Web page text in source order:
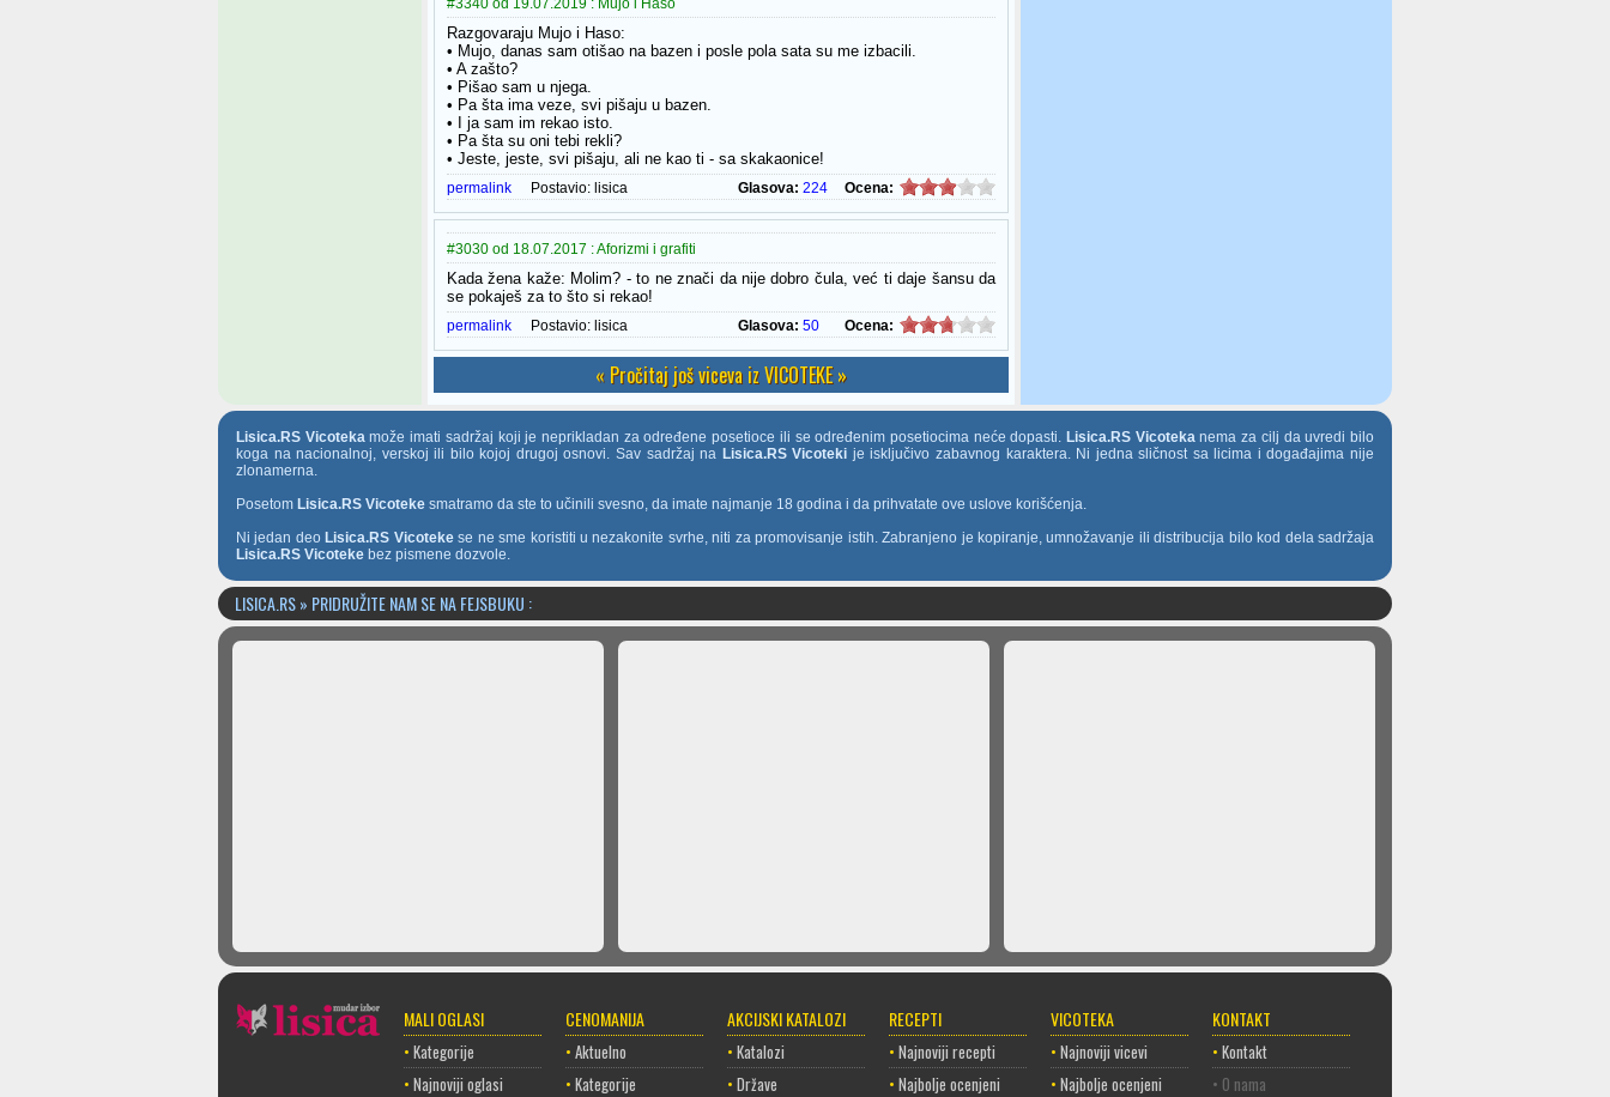
#3340 od 19.07.2019 : Mujo i Haso
Razgovaraju Mujo i Haso:
• Mujo, danas sam otišao na bazen i posle pola sata su me izbacili.
• A zašto?
• Pišao sam u njega.
• Pa šta ima veze, svi pišaju u bazen.
• I ja sam im rekao isto.
• Pa šta su oni tebi rekli?
• Jeste, jeste, svi pišaju, ali ne kao ti - sa skakaonice!
permalink Postavio: lisica Glasova: 224 Ocena:
#3030 od 18.07.2017 : Aforizmi i grafiti
Kada žena kaže: Molim? - to ne znači da nije dobro čula, već ti daje šansu da
se pokaješ za to što si rekao!
permalink Postavio: lisica Glasova: 50 Ocena:
« Pročitaj još viceva iz VICOTEKE »
Lisica.RS Vicotekamože imati sadržaj koji je neprikladan za određene posetioce ili se određenim posetiocima neće dopasti. Lisica.RS Vicotekanema za cilj da uvredi bilo
koga na nacionalnoj, verskoj ili bilo kojoj drugoj osnovi. Sav sadržaj na Lisica.RS Vicoteki je isključivo zabavnog karaktera. Ni jedna sličnost sa licima i događajima nije
zlonamerna.
Posetom Lisica.RS Vicoteke smatramo da ste to učinili svesno, da imate najmanje 18 godina i da prihvatate ove uslove korišćenja.
Ni jedan deo Lisica.RS Vicotekese ne sme koristiti u nezakonite svrhe, niti za promovisanje istih. Zabranjeno je kopiranje, umnožavanje ili distribucija bilo kod dela sadržaja
Lisica.RS Vicoteke bez pismene dozvole.
LISICA.RS » PRIDRUŽITE NAM SE NA FEJSBUKU :
MALI OGLASI
• Kategorije
• Najnoviji oglasi
CENOMANIJA
• Aktuelno
• Kategorije
AKCIJSKI KATALOZI
• Katalozi
• Države
RECEPTI
• Najnoviji recepti
• Najbolje ocenjeni
VICOTEKA
• Najnoviji vicevi
• Najbolje ocenjeni
KONTAKT
• Kontakt
• O nama